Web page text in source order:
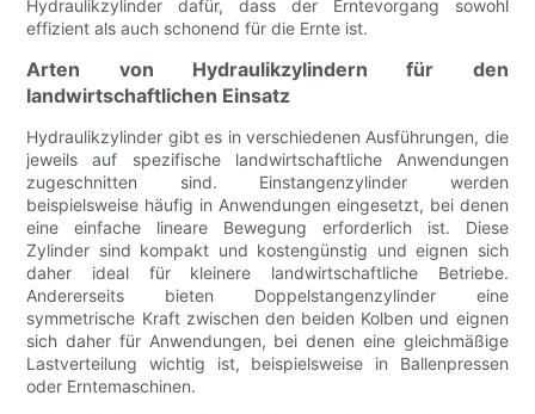
Hydraulikzylinder dafür, dass der Erntevorgang sowohl
effizient als auch schonend für die Ernte ist.
Arten von Hydraulikzylindern für den
landwirtschaftlichen Einsatz
Hydraulikzylinder gibt es in verschiedenen Ausführungen, die
jeweils auf spezifische landwirtschaftliche Anwendungen
zugeschnitten sind. Einstangenzylinder werden
beispielsweise häufig in Anwendungen eingesetzt, bei denen
eine einfache lineare Bewegung erforderlich ist. Diese
Zylinder sind kompakt und kostengünstig und eignen sich
daher ideal für kleinere landwirtschaftliche Betriebe.
Andererseits bieten Doppelstangenzylinder eine
symmetrische Kraft zwischen den beiden Kolben und eignen
sich daher für Anwendungen, bei denen eine gleichmäßige
Lastverteilung wichtig ist, beispielsweise in Ballenpressen
oder Erntemaschinen.